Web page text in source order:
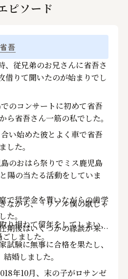
ピソード
吾
、従兄弟のお兄さんに省吾さ
借りて聞いたのが始まりでし
のコンサートに初めて省吾
ら省吾さん一筋の私でした。
い始めた彼とよく車で省吾
した。
のおはら祭りでミス鹿児島
陽の当たる活動をしていま
で奨学金を貰いながらの歯学
り損ねて留年をしてしまい、
しました。
ながら、「リアル僕の歌じゃ
た。
期後はいくつかの縁談が来ま
試験に無事に合格を果たし、
婚しました。
年10月、末の子がロサンゼ